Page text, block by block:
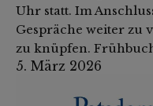
Uhr statt. Im
Gespräche weiter zu
zu knüpfen.
5. März 2026